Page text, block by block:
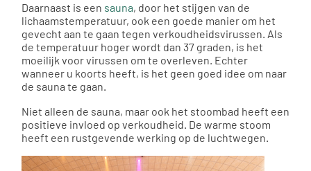
Daarnaast is een sauna, door het stijgen van de
lichaamstemperatuur, ook een goede manier om het
gevecht aan te gaan tegen verkoudheidsvirussen. Als
de temperatuur hoger wordt dan 37 graden, is het
moeilijk voor virussen om te overleven. Echter
wanneer u koorts heeft, is het geen goed idee om naar
de sauna te gaan.
Niet alleen de sauna, maar ook het stoombad heeft een
positieve invloed op verkoudheid. De warme stoom
heeft een rustgevende werking op de luchtwegen.